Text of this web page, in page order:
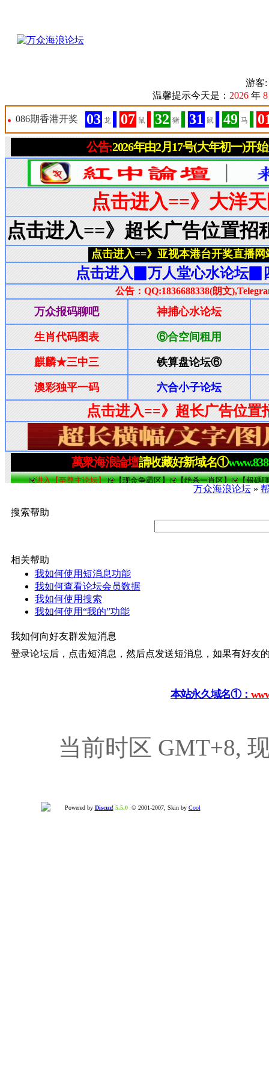
游
温馨提示今天是： 2026 年 8
万众海浪论坛 »
搜索帮助
相关帮助
我如何使用短消息功能
我如何查看论坛会员数据
我如何使用搜索
我如何使用“我的”功能
我如何向好友群发短消息
登录论坛后，点击短消息，然后点发送短消息，如果有好友
本站永久域名①：
当前时区 GMT+8,
Powered by Discuz! 5.5.0© 2001-2007, Skin by Cool